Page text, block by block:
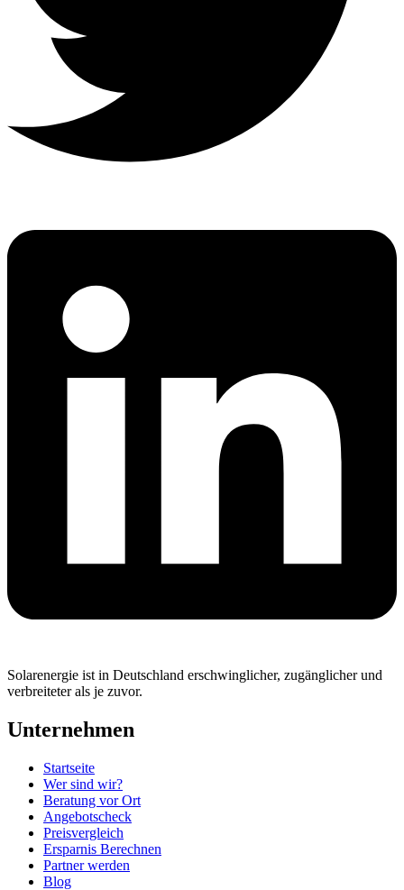
Solarenergie ist in Deutschland erschwinglicher, zugänglicher und
verbreiteter als je zuvor.
Unternehmen
Startseite
Wer sind wir?
Beratung vor Ort
Angebotscheck
Preisvergleich
Ersparnis Berechnen
Partner werden
Blog